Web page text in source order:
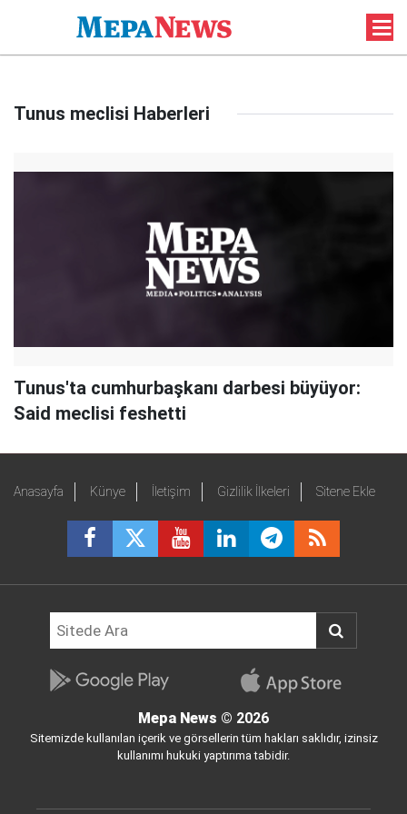
Tunus meclisi Haberleri
Tunus'ta cumhurbaşkanı darbesi büyüyor:
Said meclisi feshetti
Anasayfa Künye İletişim Gizlilik İlkeleri Sitene Ekle
Mepa News © 2026
Sitemizde kullanılan içerik ve görsellerin tüm hakları saklıdır, izinsiz
kullanımı hukuki yaptırıma tabidir.